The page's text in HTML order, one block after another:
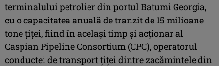
terminalului petrolier din portul Batumi Georgia,
cu o capacitatea anuală de tranzit de 15 milioane
tone ţiţei, fiind în acelaşi timp şi acţionar al
Caspian Pipeline Consortium (CPC), operatorul
conductei de transport ţiţei dintre zacămintele din